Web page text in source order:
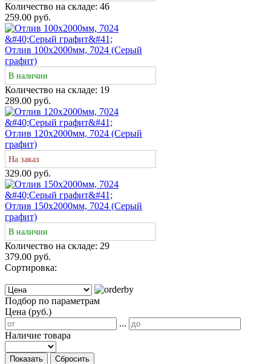
Количество на складе: 46
259.00 руб.
Отлив 100х2000мм, 7024 (Серый
графит)
В наличии
Количество на складе: 19
289.00 руб.
Отлив 120х2000мм, 7024 (Серый
графит)
На заказ
329.00 руб.
Отлив 150х2000мм, 7024 (Серый
графит)
В наличии
Количество на складе: 29
379.00 руб.
Сортировка:
Подбор по параметрам
Цена (руб.)
...
Наличие товара
Показать Сбросить